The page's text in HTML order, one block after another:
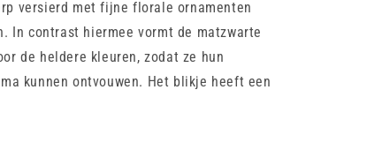
versierd met fijne florale ornamenten
In contrast hiermee vormt de matzwarte
de heldere kleuren, zodat ze hun
kunnen ontvouwen. Het blikje heeft een